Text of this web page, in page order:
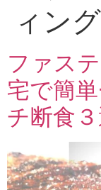
ィング
ファス
宅で簡
チ断食